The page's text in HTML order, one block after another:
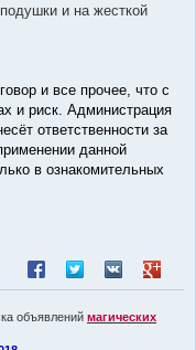
и на жесткой
и все прочее, что с
и риск. Администрация
ответственности за
данной
в ознакомительных
Поделиться в Facebook
Поделиться в
Поделиться
объявлений магических